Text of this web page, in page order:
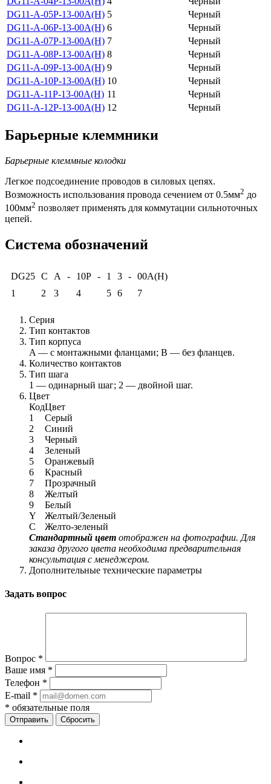
DG11-A-05P-13-00A(H) 5
Черный
DG11-A-06P-13-00A(H) 6
Черный
DG11-A-07P-13-00A(H) 7
Черный
DG11-A-08P-13-00A(H) 8
Черный
DG11-A-09P-13-00A(H) 9
Черный
DG11-A-10P-13-00A(H) 10
Черный
DG11-A-11P-13-00A(H) 11
Черный
DG11-A-12P-13-00A(H) 12 Черный
Барьерные клеммники
Барьерные клеммные колодки
Легкое подсоединение проводов в силовых цепях.
Возможность использования провода сечением от 0.5мм2 до
100мм2 позволяет применять для коммутации сильноточных
цепей.
Система обозначений
DG25 C A - 10P - 1 3 - 00A(H)
1
2 3 4 5 6 7
Серия
Тип контактов
Тип корпуса
A — с монтажными фланцами; B — без фланцев.
Количество контактов
Тип шага
1 — одинарный шаг; 2 — двойной шаг.
Цвет
КодЦвет
1
Серый
2
Синий
3
Черный
4
Зеленый
5
Оранжевый
6
Красный
7
Прозрачный
8
Желтый
9
Белый
Y
Желтый/Зеленый
C
Желто-зеленый
Стандартный цвет отображен на фотографии. Для
заказа другого цвета необходима предварительная
консультация с менеджером.
Дополнительные технические параметры
Задать вопрос
Вопрос *
Ваше имя *
Телефон *
E-mail *
* обязательные поля
Сбросить